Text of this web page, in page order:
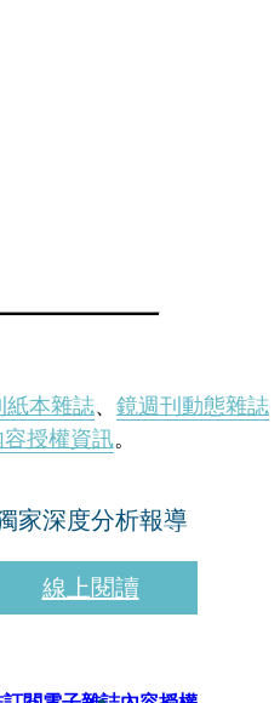
紙本雜誌、 鏡週刊動態雜誌
授權資訊。
家深度分析報導
線上閱讀